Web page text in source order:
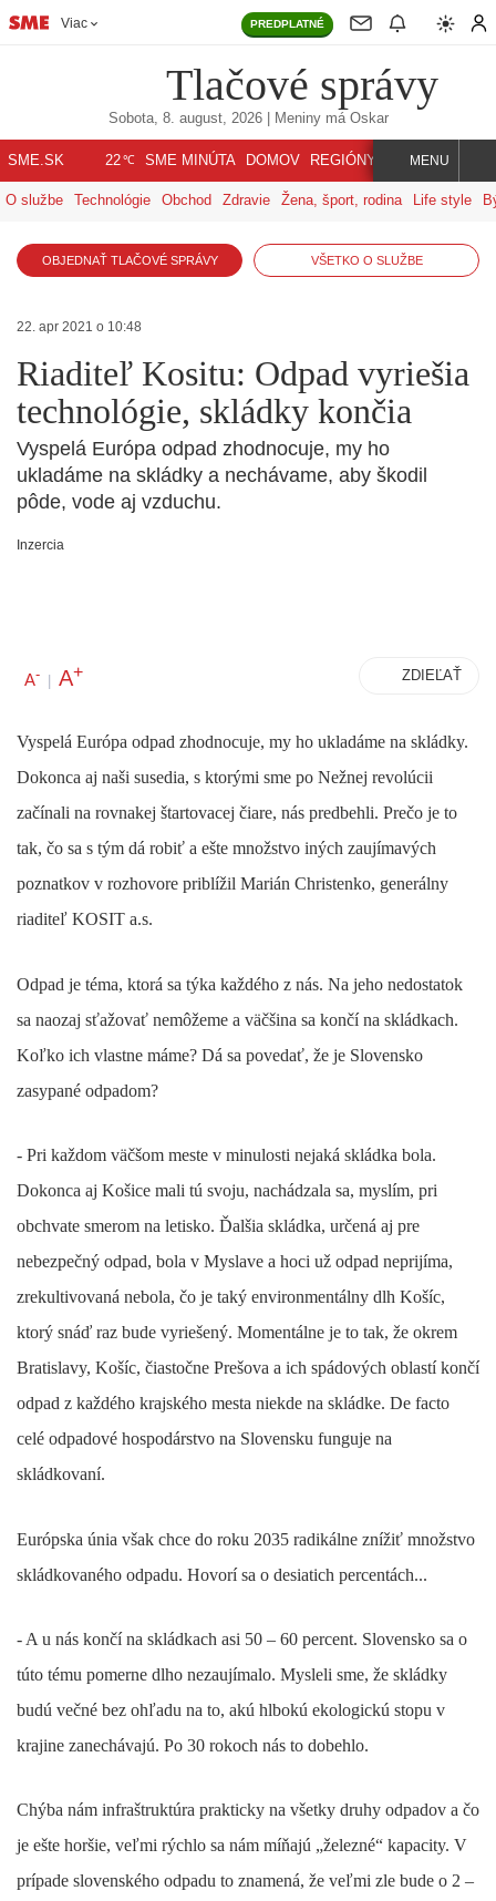
Viac PREDPLATNÉ
Tlačové správy
Sobota, 8. august, 2026| Meniny má Oskar
SME.SK 22℃ SME MINÚTA DOMOV REGIÓNY INDEX SVET
MENU
O službe Technológie Obchod Zdravie Žena, šport, rodina Life style
OBJEDNAŤ TLAČOVÉ SPRÁVY VŠETKO O SLUŽBE
22. apr 2021 o 10:48
Riaditeľ Kositu: Odpad vyriešia
technológie, skládky končia
Vyspelá Európa odpad zhodnocuje, my ho
ukladáme na skládky a nechávame, aby škodil
pôde, vode aj vzduchu.
Inzercia
A- | A+ ZDIEĽAŤ
Vyspelá Európa odpad zhodnocuje, my ho ukladáme na skládky.
Dokonca aj naši susedia, s ktorými sme po Nežnej revolúcii
začínali na rovnakej štartovacej čiare, nás predbehli. Prečo je to
tak, čo sa s tým dá robiť a ešte množstvo iných zaujímavých
poznatkov v rozhovore priblížil Marián Christenko, generálny
riaditeľ KOSIT a.s.
Odpad je téma, ktorá sa týka každého z nás. Na jeho nedostatok
sa naozaj sťažovať nemôžeme a väčšina sa končí na skládkach.
Koľko ich vlastne máme? Dá sa povedať, že je Slovensko
zasypané odpadom?
- Pri každom väčšom meste v minulosti nejaká skládka bola.
Dokonca aj Košice mali tú svoju, nachádzala sa, myslím, pri
obchvate smerom na letisko. Ďalšia skládka, určená aj pre
nebezpečný odpad, bola v Myslave a hoci už odpad neprijíma,
zrekultivovaná nebola, čo je taký environmentálny dlh Košíc,
ktorý snáď raz bude vyriešený. Momentálne je to tak, že okrem
Bratislavy, Košíc, čiastočne Prešova a ich spádových oblastí končí
odpad z každého krajského mesta niekde na skládke. De facto
celé odpadové hospodárstvo na Slovensku funguje na
skládkovaní.
Európska únia však chce do roku 2035 radikálne znížiť množstvo
skládkovaného odpadu. Hovorí sa o desiatich percentách...
- A u nás končí na skládkach asi 50 – 60 percent. Slovensko sa o
túto tému pomerne dlho nezaujímalo. Mysleli sme, že skládky
budú večné bez ohľadu na to, akú hlbokú ekologickú stopu v
krajine zanechávajú. Po 30 rokoch nás to dobehlo.
Chýba nám infraštruktúra prakticky na všetky druhy odpadov a čo
je ešte horšie, veľmi rýchlo sa nám míňajú „železné“ kapacity. V
prípade slovenského odpadu to znamená, že veľmi zle bude o 2 –